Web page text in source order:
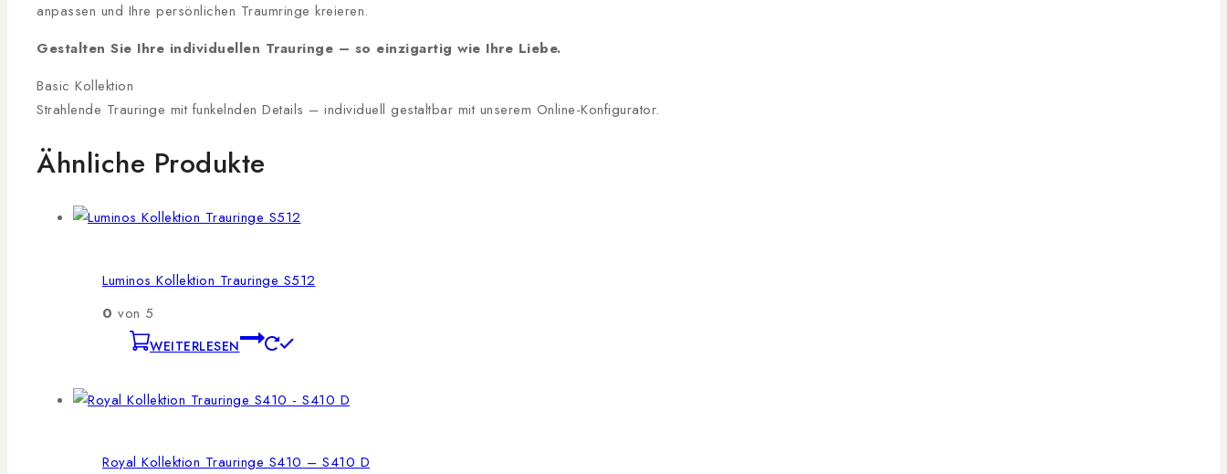
anpassen und Ihre persönlichen Traumringe kreieren.
Gestalten Sie Ihre individuellen Trauringe – so einzigartig wie Ihre Liebe.
Basic Kollektion
Strahlende Trauringe mit funkelnden Details – individuell gestaltbar mit unserem Online-Konfigurator.
Ähnliche Produkte
Luminos Kollektion Trauringe S512
0 von 5
WEITERLESEN
Royal Kollektion Trauringe S410 – S410 D